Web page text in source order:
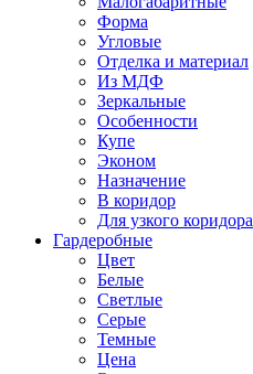
Форма
Угловые
Отделка и материал
Из МДФ
Зеркальные
Особенности
Купе
Эконом
Назначение
В коридор
Для узкого коридора
Гардеробные
Цвет
Белые
Светлые
Серые
Темные
Цена